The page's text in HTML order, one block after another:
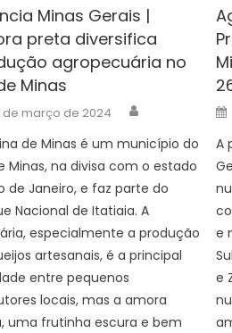
Minas Gerais |
preta diversifica
agropecuária no
Minas
de março de 2024
de Minas é um município do
Minas, na divisa com o estado
de Janeiro, e faz parte do
Nacional de Itatiaia. A
especialmente a produção
artesanais, é a principal
entre pequenos
locais, mas a amora
uma frutinha escura e bem
A
e
e